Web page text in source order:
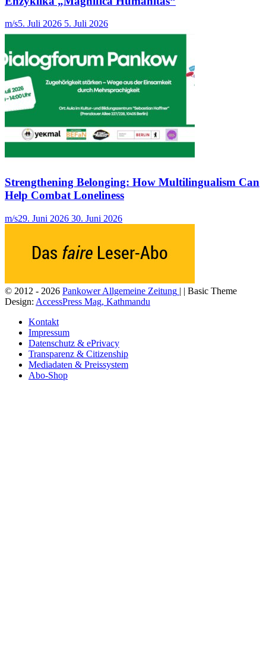
m/s5. Juli 2026 5. Juli 2026
Strengthening Belonging: How Multilingualism Can
Help Combat Loneliness
m/s29. Juni 2026 30. Juni 2026
© 2012 - 2026 Pankower Allgemeine Zeitung | | Basic Theme
Design: AccessPress Mag, Kathmandu
Kontakt
Impressum
Datenschutz & ePrivacy
Transparenz & Citizenship
Mediadaten & Preissystem
Abo-Shop